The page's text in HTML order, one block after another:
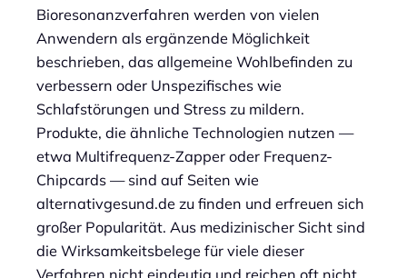
Bioresonanzverfahren werden von vielen
Anwendern als ergänzende Möglichkeit
beschrieben, das allgemeine Wohlbefinden zu
verbessern oder Unspezifisches wie
Schlafstörungen und Stress zu mildern.
Produkte, die ähnliche Technologien nutzen —
etwa Multifrequenz-Zapper oder Frequenz-
Chipcards — sind auf Seiten wie
alternativgesund.de zu finden und erfreuen sich
großer Popularität. Aus medizinischer Sicht sind
die Wirksamkeitsbelege für viele dieser
Verfahren nicht eindeutig und reichen oft nicht